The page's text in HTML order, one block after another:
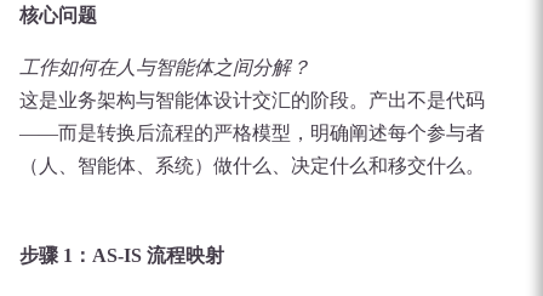
核心问题
工作如何在人与智能体之间分解？
这是业务架构与智能体设计交汇的阶段。产出不是代码
——而是转换后流程的严格模型，明确阐述每个参与者
（人、智能体、系统）做什么、决定什么和移交什么。
步骤 1：AS-IS 流程映射